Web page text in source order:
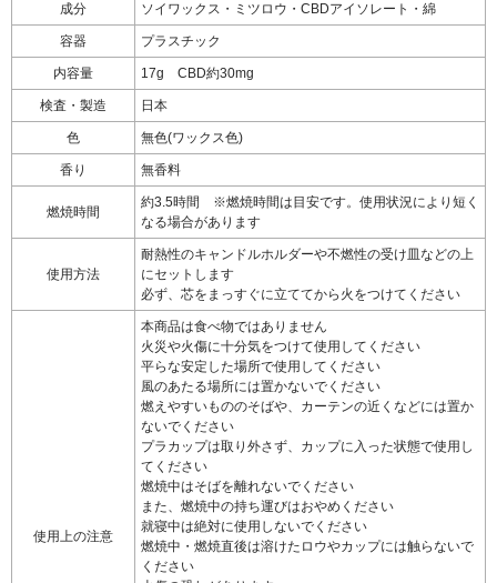
成分 ソイワックス・ミツロウ・CBDアイソレート・綿
容器 プラスチック
内容量 17g CBD約30mg
検査・製造 日本
色 無色(ワックス色)
香り 無香料
燃焼時間
約3.5時間 ※燃焼時間は目安です。使用状況により短く
なる場合があります
使用方法
耐熱性のキャンドルホルダーや不燃性の受け皿などの上
にセットします
必ず、芯をまっすぐに立ててから火をつけてください
使用上の注意
本商品は食べ物ではありません
火災や火傷に十分気をつけて使用してください
平らな安定した場所で使用してください
風のあたる場所には置かないでください
燃えやすいもののそばや、カーテンの近くなどには置か
ないでください
プラカップは取り外さず、カップに入った状態で使用し
てください
燃焼中はそばを離れないでください
また、燃焼中の持ち運びはおやめください
就寝中は絶対に使用しないでください
燃焼中・燃焼直後は溶けたロウやカップには触らないで
ください